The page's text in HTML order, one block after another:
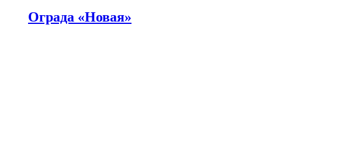
Ограда «Новая»